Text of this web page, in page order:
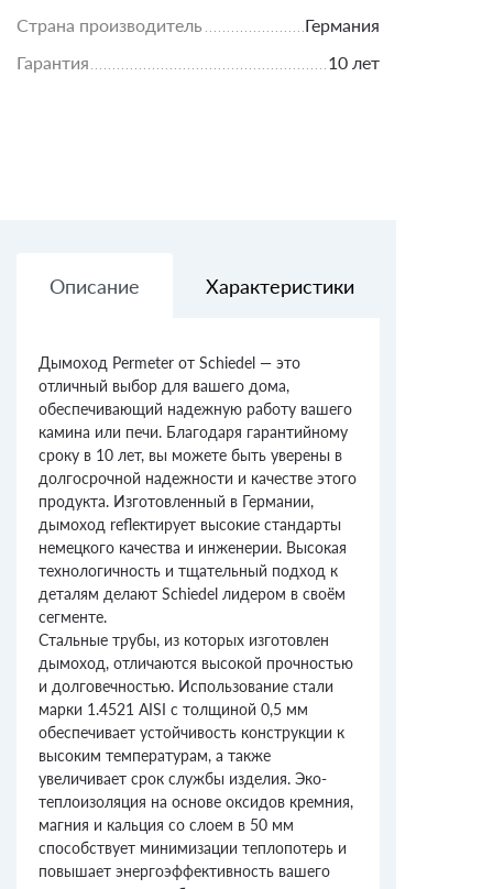
Страна производитель
Германия
Гарантия
10 лет
Описание Характеристики
Дымоход Permeter от Schiedel — это
отличный выбор для вашего дома,
обеспечивающий надежную работу вашего
камина или печи. Благодаря гарантийному
сроку в 10 лет, вы можете быть уверены в
долгосрочной надежности и качестве этого
продукта. Изготовленный в Германии,
дымоход reflектирует высокие стандарты
немецкого качества и инженерии. Высокая
технологичность и тщательный подход к
деталям делают Schiedel лидером в своём
сегменте.
Стальные трубы, из которых изготовлен
дымоход, отличаются высокой прочностью
и долговечностью. Использование стали
марки 1.4521 AISI с толщиной 0,5 мм
обеспечивает устойчивость конструкции к
высоким температурам, а также
увеличивает срок службы изделия. Эко-
теплоизоляция на основе оксидов кремния,
магния и кальция со слоем в 50 мм
способствует минимизации теплопотерь и
повышает энергоэффективность вашего